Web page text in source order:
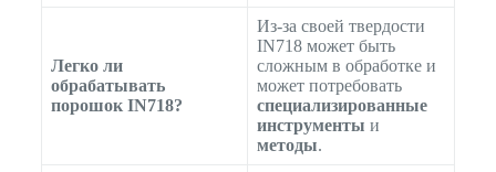
Легко ли
обрабатывать
порошок IN718?
Из-за своей твердости
IN718 может быть
сложным в обработке и
может потребовать
специализированные
инструменты и
методы.